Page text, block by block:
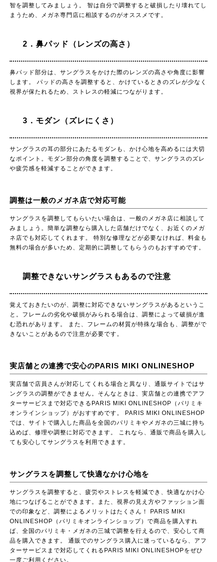
智を調整してみましょう。 智は自分で調整すると破損したり壊れてし
まうため、メガネ専門店に相談するのがオススメです。
2．鼻パッド（レンズの高さ）
鼻パッド部分は、サングラスをかけた際のレンズの高さや角度に影響
します。 パッドの高さを調整すると、かけているときのズレが少なく
視界が保たれるため、ストレスの軽減につながります。
3．モダン（ズレにくさ）
サングラスの耳の部分にあたるモダンも、かけ心地を高めるには大切
なポイント。モダン部分の角度を調整することで、サングラスのズレ
や疲労感を軽減することができます。
調整は一般のメガネ店で対応可能
サングラスを調整してもらいたい場合は、一般のメガネ店に相談して
みましょう。簡単な調整なら購入した店舗だけでなく、お近くのメガ
ネ店でも対応してくれます。 特別な修理などが必要なければ、料金も
無料の場合が多いため、定期的に調整してもらうのもおすすめです。
調整できないサングラスもあるので注意
覚えておきたいのが、調整に対応できないサングラスがあるというこ
と。フレームの劣化や破損がみられる場合は、調整によって破損が進
む恐れがあります。 また、フレームの材質が特殊な場合も、調整がで
きないことがあるので注意が必要です。
実店舗との連携で安心のPARIS MIKI ONLINESHOP
実店舗で店員さんが対応してくれる場合と異なり、通販サイトではサ
ングラスの調整ができません。そんなときは、実店舗との連携でアフ
ターサービスまで対応できるPARIS MIKI ONLINESHOP（パリミキ
オンラインショップ）がおすすめです。 PARIS MIKI ONLINESHOP
では、サイトで購入した商品を全国のパリミキやメガネの三城に持ち
込めば、修理や調整に対応できます。 これなら、通販で商品を購入し
ても安心してサングラスを利用できます。
サングラスを調整して快適なかけ心地を
サングラスを調整すると、疲労やストレスを軽減でき、快適なかけ心
地につなげることができます。また、視界の見え方やファッション面
での印象など、調整によるメリットはたくさん！ PARIS MIKI
ONLINESHOP（パリミキオンラインショップ） で商品を購入すれ
ば、全国のパリミキ・メガネの三城で調整を行えるので、安心して商
品を購入できます。 通販でのサングラス購入に迷っているなら、アフ
ターサービスまで対応してくれるPARIS MIKI ONLINESHOPをぜひ
一度ご利用ください。